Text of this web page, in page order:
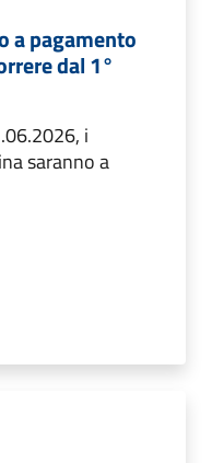
a pagamento
dal 1°
i
saranno a